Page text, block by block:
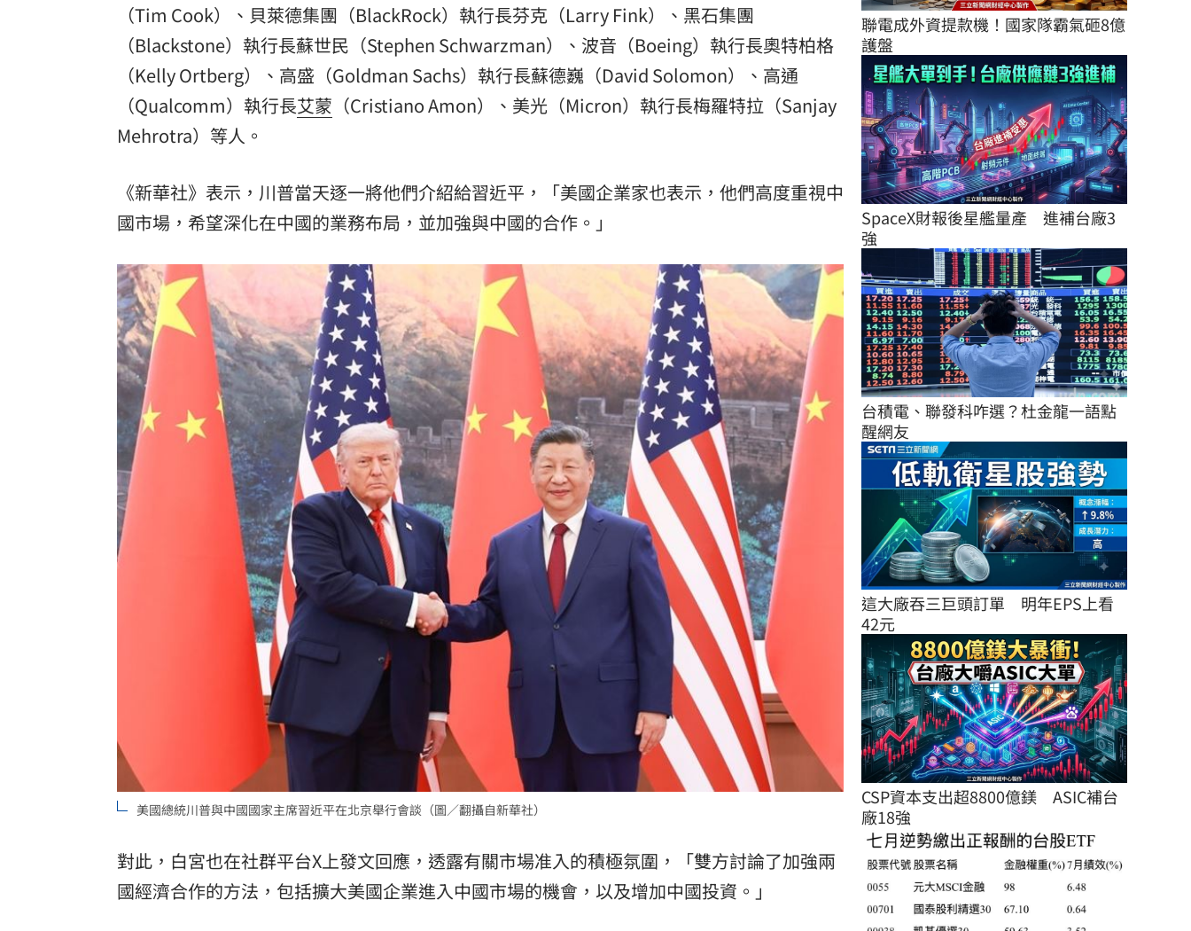
（Tim Cook）、貝萊德集團（BlackRock）執行長芬克（Larry Fink）、黑石集團
（Blackstone）執行長蘇世民（Stephen Schwarzman）、波音（Boeing）執行長奧特柏格
（Kelly Ortberg）、高盛（Goldman Sachs）執行長蘇德巍（David Solomon）、高通
（Qualcomm）執行長艾蒙 （Cristiano Amon）、美光（Micron）執行長梅羅特拉（Sanjay
Mehrotra）等人。
《新華社》表示，川普當天逐一將他們介紹給習近平，「美國企業家也表示，他們高度重視中
國市場，希望深化在中國的業務布局，並加強與中國的合作。」
美國總統川普與中國國家主席習近平在北京舉行會談（圖／翻攝自新華社）
對此，白宮也在社群平台X上發文回應，透露有關市場准入的積極氛圍，「雙方討論了加強兩
國經濟合作的方法，包括擴大美國企業進入中國市場的機會，以及增加中國投資。」
聯電成外資提款機！國家隊霸氣砸8億
護盤
SpaceX財報後星艦量產　進補台廠3
強
台積電、聯發科咋選？杜金龍一語點
醒網友
這大廠吞三巨頭訂單　明年EPS上看
42元
CSP資本支出超8800億鎂　ASIC補台
廠18強